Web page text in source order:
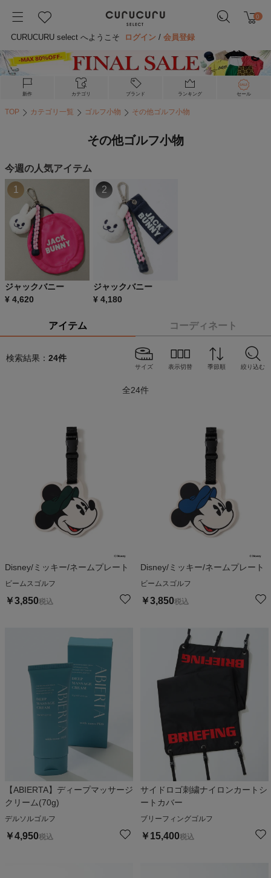
0
CURUCURU select へようこそ ログイン /会員登録
新作 カテゴリ ブランド ランキング セール
TOP カテゴリ一覧 ゴルフ小物 その他ゴルフ小物
その他ゴルフ小物
今週の人気アイテム
ジャックバニー
¥ 4,620
1
ジャックバニー
¥ 4,180
2
アイテム コーディネート
検索結果： 24件
サイズ 表示切替 季節順 絞り込む
全24件
Disney/ミッキー/ネームプレート
ビームスゴルフ
￥3,850税込
Disney/ミッキー/ネームプレート
ビームスゴルフ
￥3,850税込
【ABIERTA】ディープマッサージ
クリーム(70g)
デルソルゴルフ
￥4,950税込
サイドロゴ刺繍ナイロンカートシ
ートカバー
ブリーフィングゴルフ
￥ 15,400税込